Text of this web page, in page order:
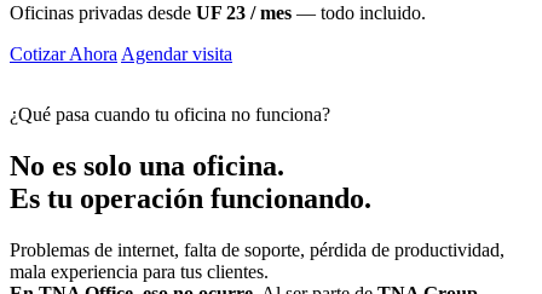
Oficinas privadas desde UF 23 / mes — todo incluido.
Cotizar Ahora Agendar visita
¿Qué pasa cuando tu oficina no funciona?
No es solo una oficina.
Es tu operación funcionando.
Problemas de internet, falta de soporte, pérdida de productividad,
mala experiencia para tus clientes.